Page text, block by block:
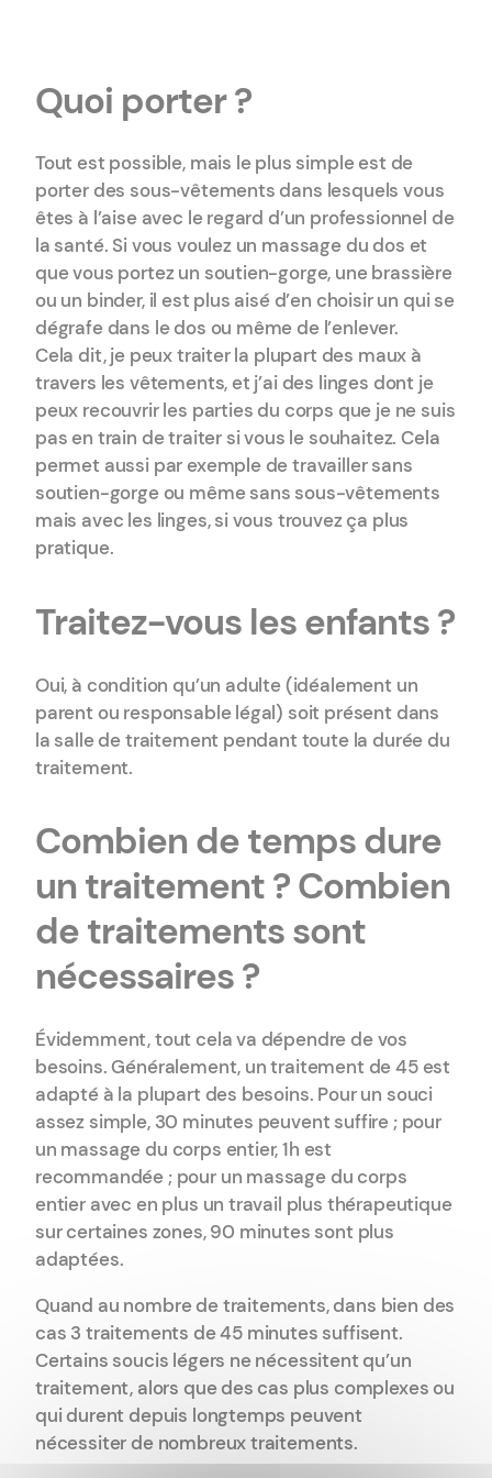
Quoi porter ?
Tout est possible, mais le plus simple est de
porter des sous-vêtements dans lesquels vous
êtes à l’aise avec le regard d’un professionnel de
la santé. Si vous voulez un massage du dos et
que vous portez un soutien-gorge, une brassière
ou un binder, il est plus aisé d’en choisir un qui se
dégrafe dans le dos ou même de l’enlever.
Cela dit, je peux traiter la plupart des maux à
travers les vêtements, et j’ai des linges dont je
peux recouvrir les parties du corps que je ne suis
pas en train de traiter si vous le souhaitez. Cela
permet aussi par exemple de travailler sans
soutien-gorge ou même sans sous-vêtements
mais avec les linges, si vous trouvez ça plus
pratique.
Traitez-vous les enfants ?
Oui, à condition qu’un adulte (idéalement un
parent ou responsable légal) soit présent dans
la salle de traitement pendant toute la durée du
traitement.
Combien de temps dure
un traitement ? Combien
de traitements sont
nécessaires ?
Évidemment, tout cela va dépendre de vos
besoins. Généralement, un traitement de 45 est
adapté à la plupart des besoins. Pour un souci
assez simple, 30 minutes peuvent suffire ; pour
un massage du corps entier, 1h est
recommandée ; pour un massage du corps
entier avec en plus un travail plus thérapeutique
sur certaines zones, 90 minutes sont plus
adaptées.
Quand au nombre de traitements, dans bien des
cas 3 traitements de 45 minutes suffisent.
Certains soucis légers ne nécessitent qu’un
traitement, alors que des cas plus complexes ou
qui durent depuis longtemps peuvent
nécessiter de nombreux traitements.